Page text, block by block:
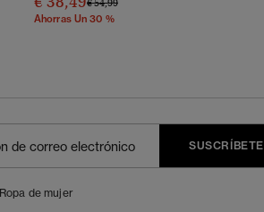
Ahorras Un 30 %
SUSCRÍBETE
de mujer